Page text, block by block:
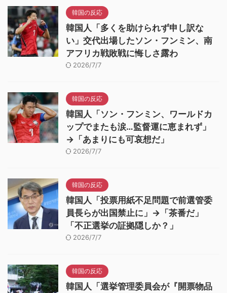
韓国の反応
韓国人「多くを助けられず申し訳な
い」交代出場したソン・フンミン、南
アフリカ戦敗戦に悔しさ露わ
2026/7/7
韓国の反応
韓国人「ソン・フンミン、ワールドカ
ップでまたも涙…監督運に恵まれず」
→「あまりにも可哀想だ」
2026/7/7
韓国の反応
韓国人「投票用紙不足問題で前選管委
員長らが出国禁止に」→「茶番だ」
「不正選挙の証拠隠しか？」
2026/7/7
韓国の反応
韓国人「選挙管理委員会が『開票物品